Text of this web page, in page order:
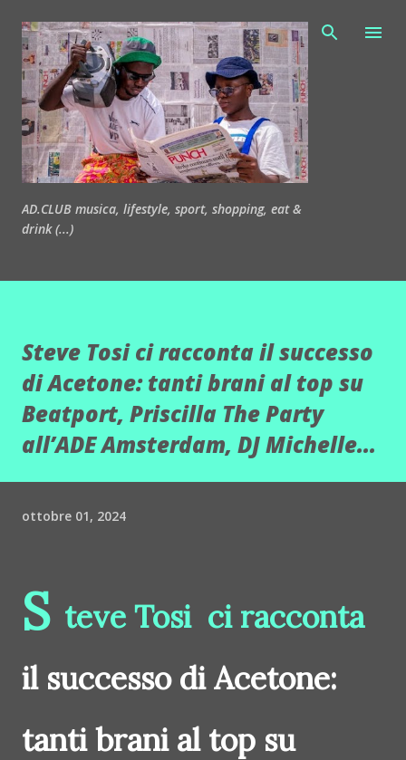
Passa ai contenuti principali
AD.CLUB musica, lifestyle, sport, shopping, eat &
drink (...)
Steve Tosi ci racconta il successo
di Acetone: tanti brani al top su
Beatport, Priscilla The Party
all’ADE Amsterdam, DJ Michelle...
ottobre 01, 2024
S teve Tosi ci racconta
il successo di Acetone:
tanti brani al top su